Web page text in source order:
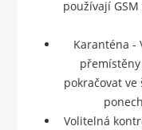
používají
Karanténa -
pokračovat
Volitelná